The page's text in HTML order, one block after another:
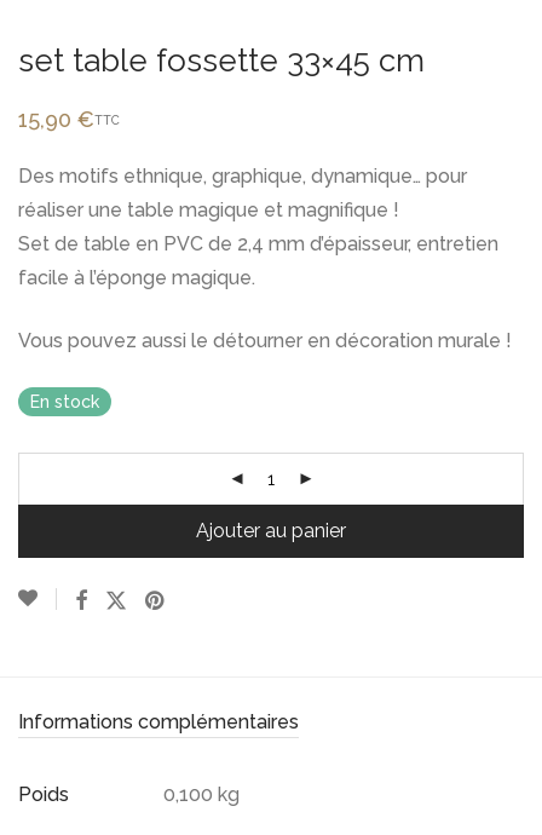
set table fossette 33×45 cm
15,90 €TTC
Des motifs ethnique, graphique, dynamique… pour
réaliser une table magique et magnifique !
Set de table en PVC de 2,4 mm d’épaisseur, entretien
facile à l’éponge magique.
Vous pouvez aussi le détourner en décoration murale !
En stock
Ajouter au panier
Informations complémentaires
Poids 0,100 kg